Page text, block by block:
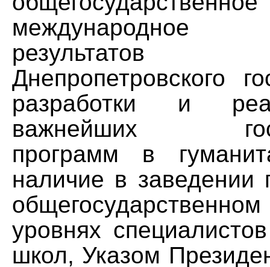
международное
результатов
Днепропетровского
разработки и
важнейших
программ в
наличие в заведении
уровнях
школ, Указом